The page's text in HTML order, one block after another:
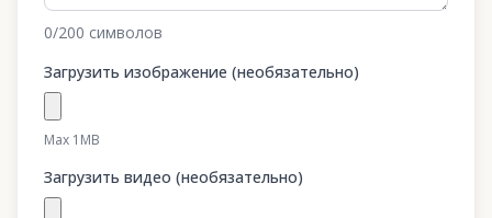
0/200 символов
Загрузить изображение (необязательно)
Max 1MB
Загрузить видео (необязательно)